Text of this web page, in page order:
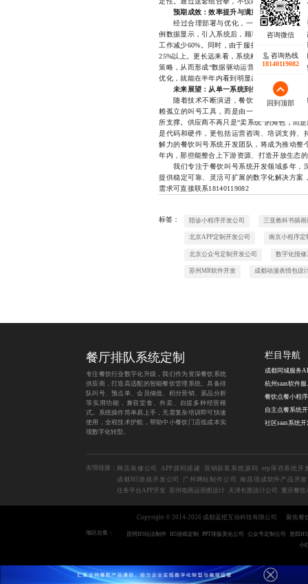
预期成效：效率提升与满意度双增长
经过合理部署与优化，一套成熟的餐饮叫
例数据显示，引入系统后，顾客平均等待时间
工作减少60%。同时，由于服务流程更加透明
25%以上。更长远来看，系统积累的客流数据
策略，从而形成“数据驱动运营”的良性循环。
优化，就能在半年内看到明显改善。
未来展望：从单一系统到生态化服务链
随着技术不断演进，餐饮叫号系统开发的
赖孤立的叫号工具，而是由一个集叫号、点
所支撑。供应商不再只是“卖系统”的角色，而
是代码和硬件，更包括运营咨询、培训支持
解力的餐饮叫号系统开发团队，将成为推动
年内，那些能整合上下游资源、打造开放生态
我们专注于餐饮叫号系统开发领域多年，
提供稳定可靠、灵活可扩展的数字化解决方
需求可直接联系18140119082
标签： 陪诊小程序开发公司 三亚教科书插画
北京APP定制开发公司 南京小程序定
北京公众号定制开发公司 数字化报修
苏州MR软件开发 成都动漫表情包设
咨询热线
18140119082
回到顶部
餐厅排队系统定制
专注餐饮行业数字化升级，我们作为资深餐饮系统
供应商，打造高适配的智能餐饮管理系统。具备排
队叫号、预点单、会员储值、积分营销、菜品分析
等实用功能，兼容堂食、外卖、自提多种经营模
式。系统操作简单易上手，无需复杂培训即可快速
使用，全程技术护航，帮助中小餐饮门店低成本实
现数字化转型。
栏目导航
杭
自主点餐系统
社区saas系统开
友情链接： 网店装修公司 APP源码搭建 营销获客系统源码 erp库存系统开
成都H5游戏开发公司
广州网站制作公司
南昌现成软件产品开发
任务平台APP开发
苏州电商运营图设计 天津长图设计公司 重庆餐饮
Copyright © 2014-2026 成都蓝橙互动科技有限公司 聚焦餐
地区合集： 昆明H5玩法制作 H5游戏定制 PPT排版美化公司 公众号定制公司
贵阳
小